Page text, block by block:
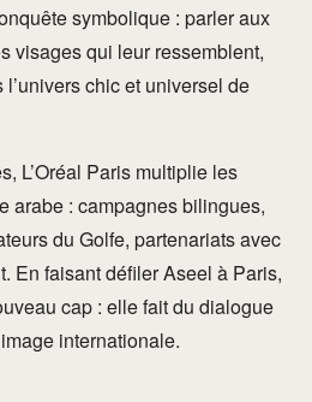
symbolique : parler aux
visages qui leur ressemblent,
l’univers chic et universel de
L’Oréal Paris multiplie les
arabe : campagnes bilingues,
du Golfe, partenariats avec
En faisant défiler Aseel à Paris,
cap : elle fait du dialogue
internationale.